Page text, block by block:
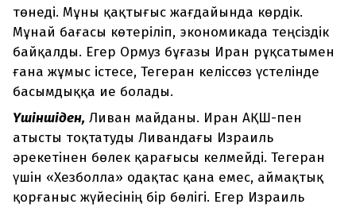
төнеді. Мұны қақтығыс жағдайында көрдік.
Мұнай бағасы көтеріліп, экономикада теңсіздік
байқалды. Егер Ормуз бұғазы Иран рұқсатымен
ғана жұмыс істесе, Тегеран келіссөз үстелінде
басымдыққа ие болады.
Үшіншіден, Ливан майданы. Иран АҚШ-пен
атысты тоқтатуды Ливандағы Израиль
әрекетінен бөлек қарағысы келмейді. Тегеран
үшін «Хезболла» одақтас қана емес, аймақтық
қорғаныс жүйесінің бір бөлігі. Егер Израиль